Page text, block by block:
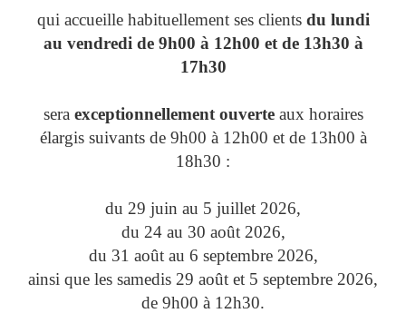
qui accueille habituellement ses clients du lundi
au vendredi de 9h00 à 12h00 et de 13h30 à
17h30
sera exceptionnellement ouverteaux horaires
élargis suivants de 9h00 à 12h00 et de 13h00 à
18h30 :
du 29 juin au 5 juillet 2026,
du 24 au 30 août 2026,
du 31 août au 6 septembre 2026,
ainsi que les samedis 29 août et 5 septembre 2026,
de 9h00 à 12h30.